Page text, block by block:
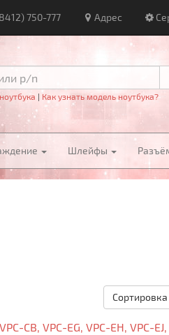
750-777 Адрес
| Как узнать модель ноутбука?
Шлейфы
Сортировка
CB, VPC-EG, VPC-EH, VPC-